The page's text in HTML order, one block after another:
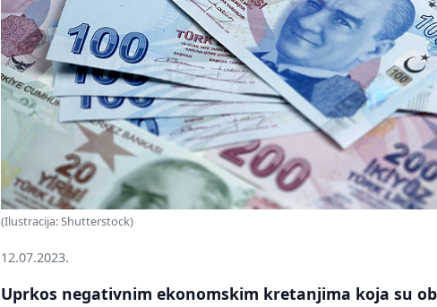
(Ilustracija: Shutterstock)
12.07.2023.
Uprkos negativnim ekonomskim kretanjima koja su